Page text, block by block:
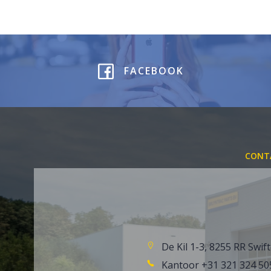
FACEBOOK
De Kil 1-3, 8255 RR
Kantoor +31 321 324